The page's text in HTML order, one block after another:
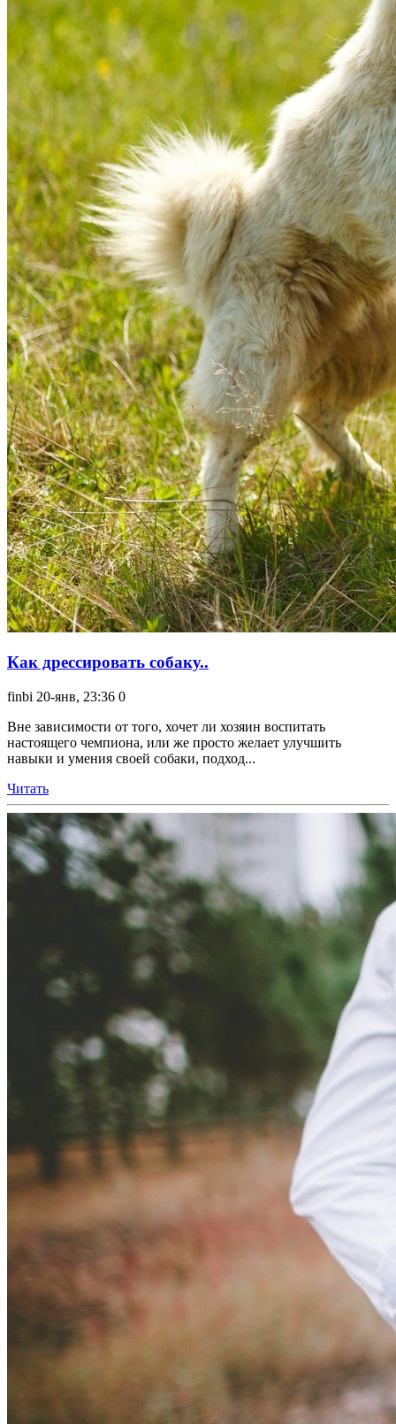
Как дрессировать собаку..
finbi 20-янв, 23:36 0
Вне зависимости от того, хочет ли хозяин воспитать
настоящего чемпиона, или же просто желает улучшить
навыки и умения своей собаки, подход...
Читать